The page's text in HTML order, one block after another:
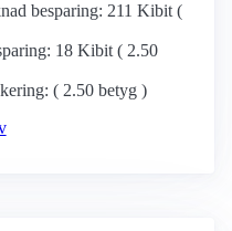
besparing: 211 Kibit (
18 Kibit ( 2.50
( 2.50 betyg )